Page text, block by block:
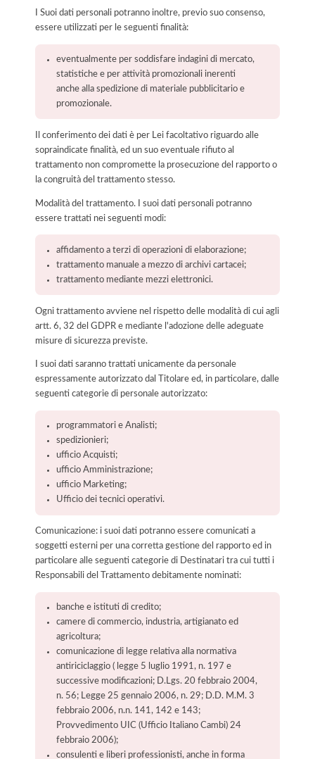
I Suoi dati personali potranno inoltre, previo suo consenso,
essere utilizzati per le seguenti finalità:
eventualmente per soddisfare indagini di mercato,
statistiche e per attività promozionali inerenti
anche alla spedizione di materiale pubblicitario e
promozionale.
Il conferimento dei dati è per Lei facoltativo riguardo alle
sopraindicate finalità, ed un suo eventuale rifiuto al
trattamento non compromette la prosecuzione del rapporto o
la congruità del trattamento stesso.
Modalità del trattamento. I suoi dati personali potranno
essere trattati nei seguenti modi:
affidamento a terzi di operazioni di elaborazione;
trattamento manuale a mezzo di archivi cartacei;
trattamento mediante mezzi elettronici.
Ogni trattamento avviene nel rispetto delle modalità di cui agli
artt. 6, 32 del GDPR e mediante l'adozione delle adeguate
misure di sicurezza previste.
I suoi dati saranno trattati unicamente da personale
espressamente autorizzato dal Titolare ed, in particolare, dalle
seguenti categorie di personale autorizzato:
programmatori e Analisti;
spedizionieri;
ufficio Acquisti;
ufficio Amministrazione;
ufficio Marketing;
Ufficio dei tecnici operativi.
Comunicazione: i suoi dati potranno essere comunicati a
soggetti esterni per una corretta gestione del rapporto ed in
particolare alle seguenti categorie di Destinatari tra cui tutti i
Responsabili del Trattamento debitamente nominati:
banche e istituti di credito;
camere di commercio, industria, artigianato ed
agricoltura;
comunicazione di legge relativa alla normativa
antiriciclaggio ( legge 5 luglio 1991, n. 197 e
successive modificazioni; D.Lgs. 20 febbraio 2004,
n. 56; Legge 25 gennaio 2006, n. 29; D.D. M.M. 3
febbraio 2006, n.n. 141, 142 e 143;
Provvedimento UIC (Ufficio Italiano Cambi) 24
febbraio 2006);
consulenti e liberi professionisti, anche in forma